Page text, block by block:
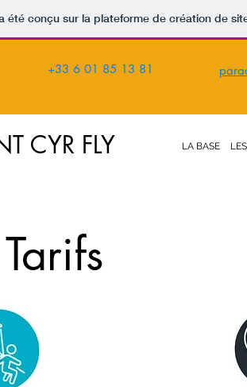
été conçu sur la plateforme de création de
+33 6 01 85 13 81
CYR FLY LA BASE